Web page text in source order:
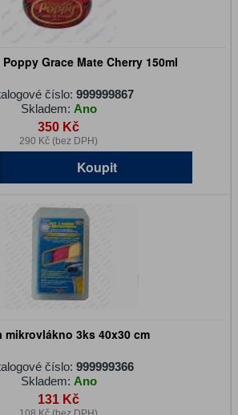
Grace Mate Cherry 150ml
číslo: 999999867
Skladem: Ano
350 Kč
290 Kč (bez DPH)
Koupit
mikrovlákno 3ks 40x30 cm
číslo: 999999366
Skladem: Ano
131 Kč